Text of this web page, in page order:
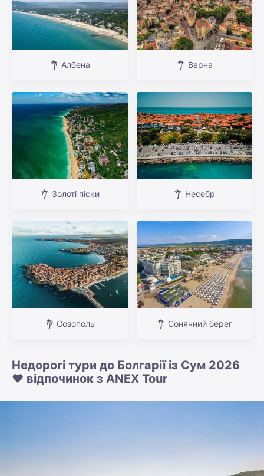
Албена Варна
Золоті піски Несебр
Созополь Сонячний берег
Недорогі тури до Болгарії із Сум 2026
❤️ відпочинок з ANEX Tour